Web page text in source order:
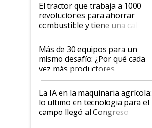
El tractor que trabaja a 1000
revoluciones para ahorrar
combustible y tiene una cabina
que parece una computadora:
lo último en el mundo,
disponible en Argentina
Más de 30 equipos para un
mismo desafío: ¿Por qué cada
vez más productores
incorporan fertilizante bajo
tierra?
La IA en la maquinaria agrícola:
lo último en tecnología para el
campo llegó al Congreso
Aapresid 2026